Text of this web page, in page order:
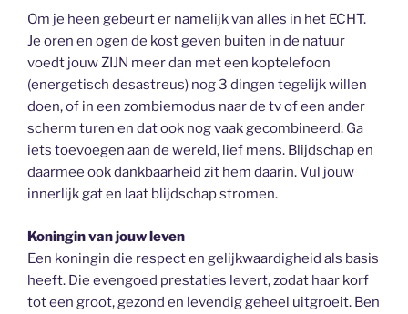
Om je heen gebeurt er namelijk van alles in het ECHT.
Je oren en ogen de kost geven buiten in de natuur
voedt jouw ZIJN meer dan met een koptelefoon
(energetisch desastreus) nog 3 dingen tegelijk willen
doen, of in een zombiemodus naar de tv of een ander
scherm turen en dat ook nog vaak gecombineerd. Ga
iets toevoegen aan de wereld, lief mens. Blijdschap en
daarmee ook dankbaarheid zit hem daarin. Vul jouw
innerlijk gat en laat blijdschap stromen.
Koningin van jouw leven
Een koningin die respect en gelijkwaardigheid als basis
heeft. Die evengoed prestaties levert, zodat haar korf
tot een groot, gezond en levendig geheel uitgroeit. Ben